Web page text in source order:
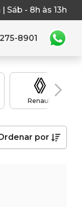
Sáb - 8h às 13h
8901
Renault
por